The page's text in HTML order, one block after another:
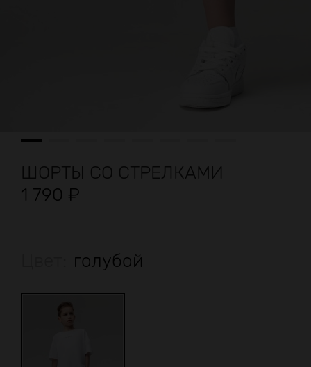
ШОРТЫ СО СТРЕЛКАМИ
1 790 ₽
голубой